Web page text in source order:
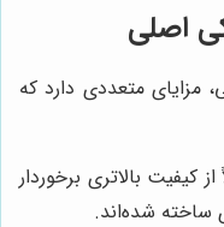
اصلی
مزایای متعددی دارد که
کیفیت بالاتری برخوردار
ساخته شده‌اند.